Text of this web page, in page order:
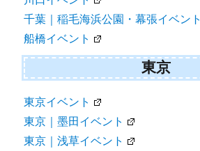
千葉｜稲毛海浜公園・幕張イベント
船橋イベント
東京
東京イベント
東京｜墨田イベント
東京｜浅草イベント